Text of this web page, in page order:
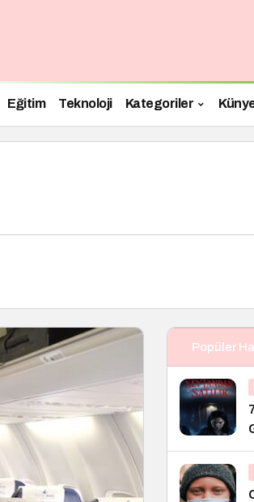
Eğitim Teknoloji Kategoriler
Popüler